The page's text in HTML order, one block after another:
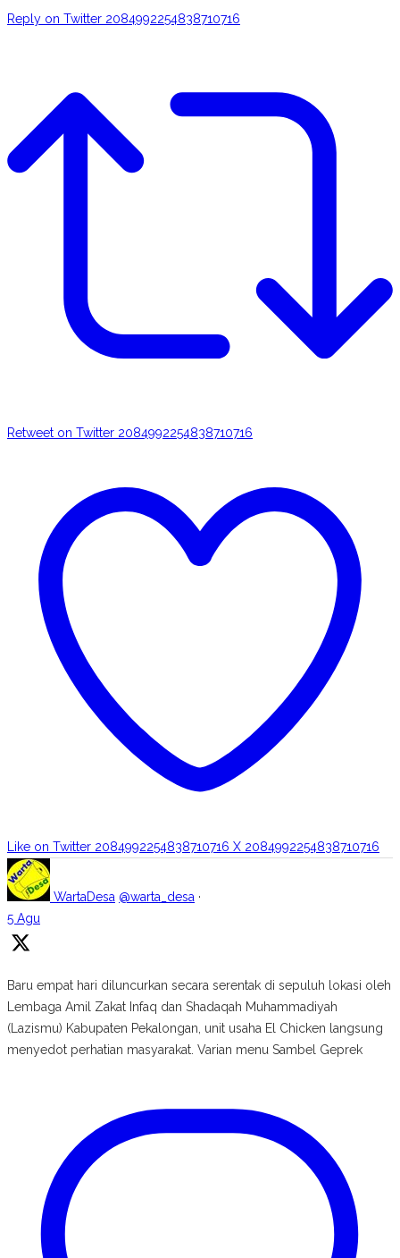
Reply on Twitter 2084992254838710716
Retweet on Twitter 2084992254838710716
Like on Twitter 2084992254838710716 X 2084992254838710716
WartaDesa @warta_desa ·
5 Agu
Baru empat hari diluncurkan secara serentak di sepuluh lokasi oleh
Lembaga Amil Zakat Infaq dan Shadaqah Muhammadiyah
(Lazismu) Kabupaten Pekalongan, unit usaha El Chicken langsung
menyedot perhatian masyarakat. Varian menu Sambel Geprek